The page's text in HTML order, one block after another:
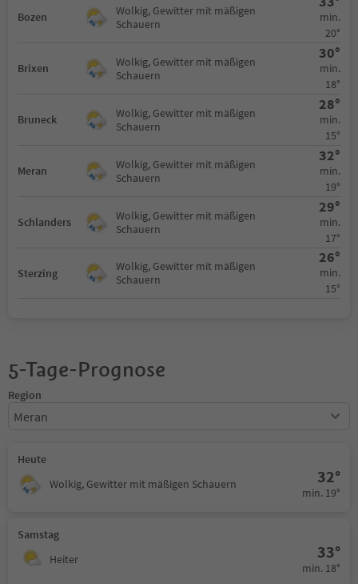
Bozen
Wolkig, Gewitter mit mäßigen
Schauern
min.
20°
Brixen
Wolkig, Gewitter mit mäßigen
Schauern
30°
min.
18°
Bruneck
Wolkig, Gewitter mit mäßigen
Schauern
28°
min.
15°
Meran
Wolkig, Gewitter mit mäßigen
Schauern
32°
min.
19°
Schlanders
Wolkig, Gewitter mit mäßigen
Schauern
29°
min.
17°
Sterzing
Wolkig, Gewitter mit mäßigen
Schauern
26°
min.
15°
5-Tage-Prognose
Region
Meran
Heute
Wolkig, Gewitter mit mäßigen Schauern
32°
min. 19°
Samstag
Heiter
33°
min. 18°